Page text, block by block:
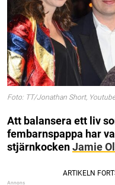
Foto: TT/Jonathan Short,
Att balansera ett liv
fembarnspappa har
stjärnkockenJamie